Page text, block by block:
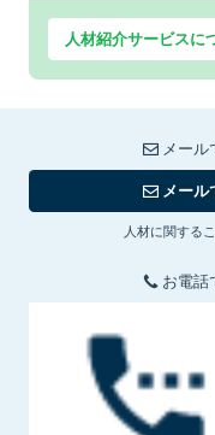
人材紹介サービスに
メール
メール
人材に関する
お電話